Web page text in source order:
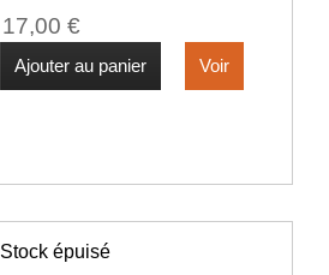
17,00 €
Ajouter au panier Voir
Stock épuisé